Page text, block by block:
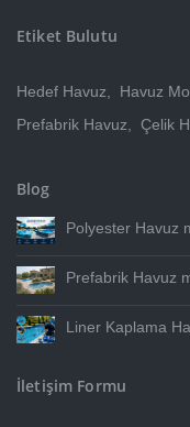
Etiket Bulutu
Hedef Havuz Havuz
Prefabrik Havuz
Çelik
Blog
Polyester Havuz
Prefabrik Havuz
Liner Kaplama
İletişim Formu